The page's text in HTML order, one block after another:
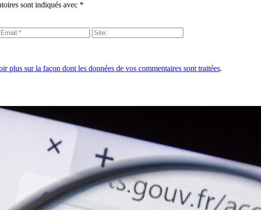
sont indiqués avec *
plus sur la façon dont les données de vos commentaires sont traitées.